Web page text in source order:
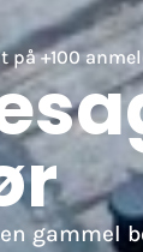
på +100
gammel